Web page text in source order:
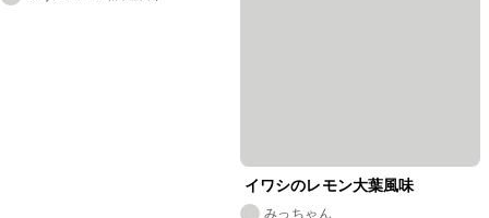
イワシのレモン大葉風味
みっちゃん